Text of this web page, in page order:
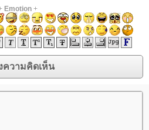
Emotion+